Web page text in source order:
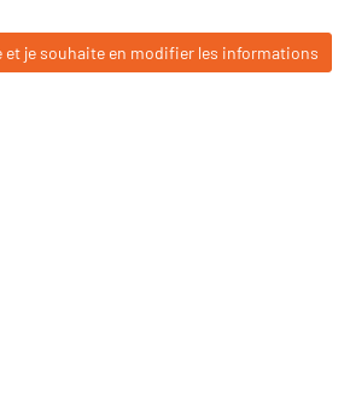
et je souhaite en modifier les informations